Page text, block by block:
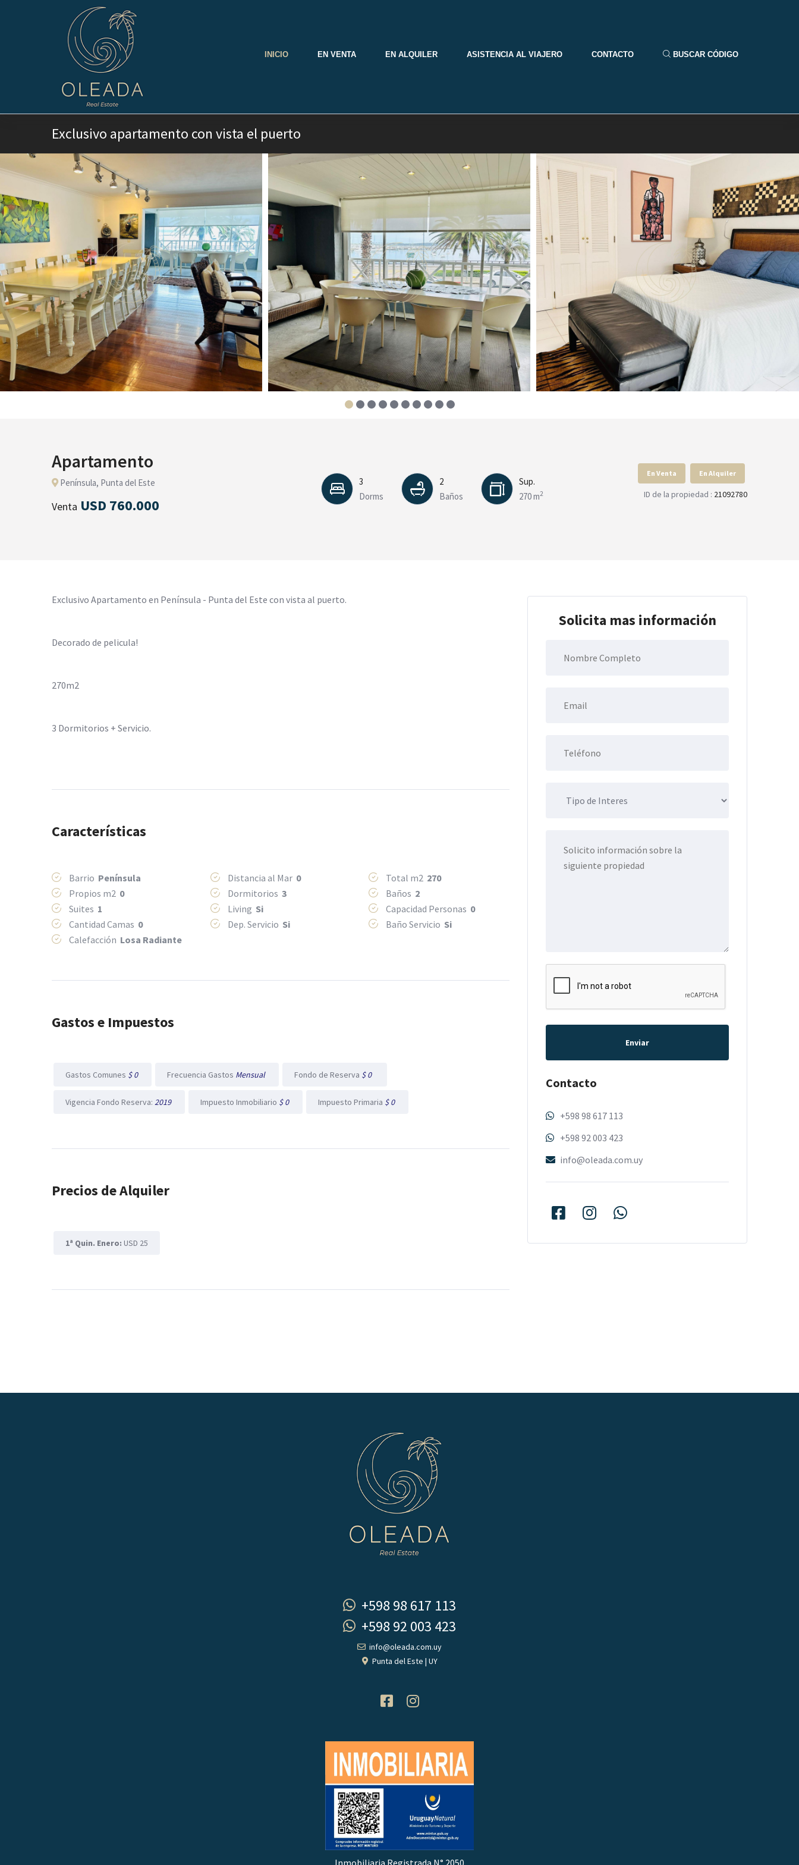
INICIO EN VENTA EN ALQUILER ASISTENCIA AL VIAJERO CONTACTO BUSCAR CÓDIGO
Exclusivo apartamento con vista el puerto
Apartamento
Península, Punta del Este
Venta USD 760.000
3
Dorms
2
Baños
Sup.
270 m2
En Venta En Alquiler
ID de la propiedad : 21092780
Exclusivo Apartamento en Península - Punta del Este con vista al puerto.
Decorado de pelicula!
270m2
3 Dormitorios + Servicio.
Características
Barrio Península Distancia al Mar 0 Total m2 270
Propios m2 0 Dormitorios 3 Baños 2
Suites 1 Living Si Capacidad Personas 0
Cantidad Camas 0 Dep. Servicio Si Baño Servicio Si
Calefacción Losa Radiante
Gastos e Impuestos
Gastos Comunes $ 0 Frecuencia Gastos Mensual Fondo de Reserva $ 0
Vigencia Fondo Reserva: 2019 Impuesto Inmobiliario $ 0 Impuesto Primaria $ 0
Precios de Alquiler
1ª Quin. Enero: USD 25
Solicita mas información
Enviar
Contacto
+598 98 617 113
+598 92 003 423
info@oleada.com.uy
+598 98 617 113
+598 92 003 423
info@oleada.com.uy
Punta del Este | UY
Inmobiliaria Registrada N° 2050